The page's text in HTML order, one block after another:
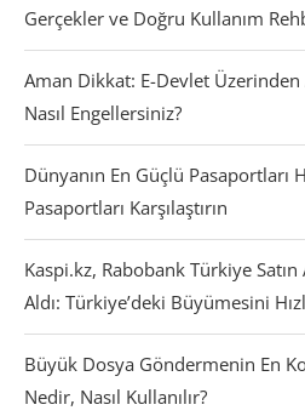
Gerçekler ve Doğru Kullanım
Aman Dikkat: E-Devlet Üzerinden
Nasıl Engellersiniz?
Dünyanın En Güçlü Pasaportları
Pasaportları Karşılaştırın
Kaspi.kz, Rabobank Türkiye Satın
Aldı: Türkiye’deki Büyümesini
Büyük Dosya Göndermenin En
Nedir, Nasıl Kullanılır?